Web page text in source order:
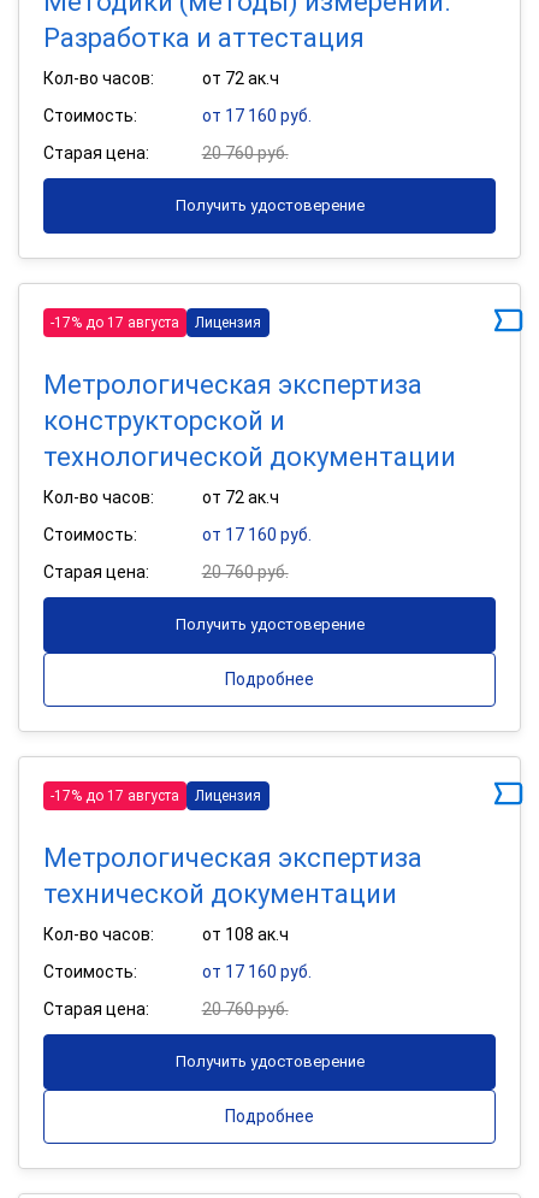
Разработка и аттестация
Кол-во часов:
от 72 ак.ч
Стоимость:
от 17 160 руб.
Старая цена:
20 760 руб.
Получить удостоверение
-17% до 17 августа Лицензия
Метрологическая экспертиза
конструкторской и
технологической документации
Кол-во часов:
от 72 ак.ч
Стоимость:
от 17 160 руб.
Старая цена:
20 760 руб.
Получить удостоверение
Подробнее
-17% до 17 августа Лицензия
Метрологическая экспертиза
технической документации
Кол-во часов:
от 108 ак.ч
Стоимость:
от 17 160 руб.
Старая цена:
20 760 руб.
Получить удостоверение
Подробнее